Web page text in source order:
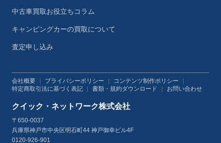
中古車買取お役立ちコラム
キャンピングカーの買取について
査定申し込み
会社概要 プライバシーポリシー コンテンツ制作ポリシー
特定商取引法に基づく表記
書類・規約ダウンロード お問い合わせ
クイック・ネットワーク株式会社
〒650-0037
兵庫県神戸市中央区明石町44 神戸御幸ビル4F
0120-926-901